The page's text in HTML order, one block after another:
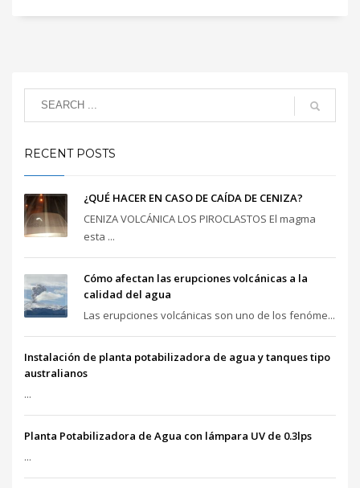
RECENT POSTS
¿QUÉ HACER EN CASO DE CAÍDA DE CENIZA?
CENIZA VOLCÁNICA LOS PIROCLASTOS El magma
esta ...
Cómo afectan las erupciones volcánicas a la
calidad del agua
Las erupciones volcánicas son uno de los fenóme...
Instalación de planta potabilizadora de agua y tanques tipo
australianos
...
Planta Potabilizadora de Agua con lámpara UV de 0.3lps
...